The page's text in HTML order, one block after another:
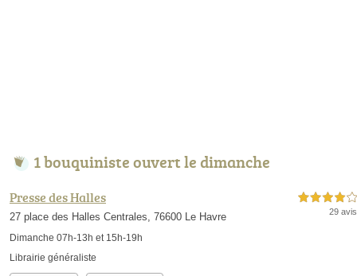
1 bouquiniste ouvert le dimanche
Presse des Halles
27 place des Halles Centrales, 76600 Le Havre
Dimanche 07h-13h et 15h-19h
4,0 étoiles sur 5
29 avis
Librairie généraliste